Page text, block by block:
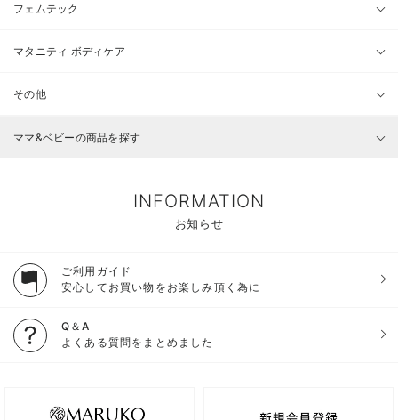
フェムテック
マタニティ ボディケア
その他
ママ&ベビーの商品を探す
INFORMATION
お知らせ
ご利用ガイド
安心してお買い物をお楽しみ頂く為に
Q＆A
よくある質問をまとめました